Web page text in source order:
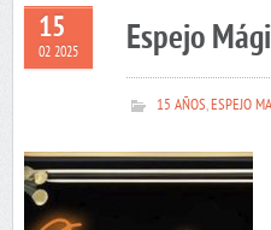
15
02 2025 Espejo
15 AÑOS,ESPEJO